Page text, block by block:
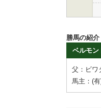
勝馬の紹介
ベルモン
父：ビワ
馬主：(